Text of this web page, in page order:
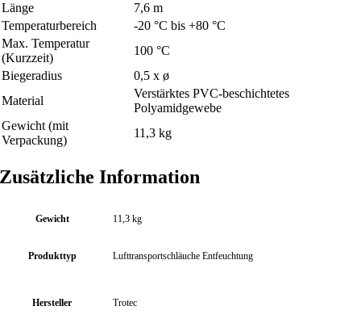
Länge
7,6 m
Temperaturbereich
-20 °C bis +80 °C
Max. Temperatur
(Kurzzeit)
100 °C
Biegeradius
0,5 x ø
Material
Verstärktes PVC-beschichtetes
Polyamidgewebe
Gewicht (mit
Verpackung)
11,3 kg
Zusätzliche Information
Gewicht 11,3 kg
Produkttyp Lufttransportschläuche Entfeuchtung
Hersteller Trotec